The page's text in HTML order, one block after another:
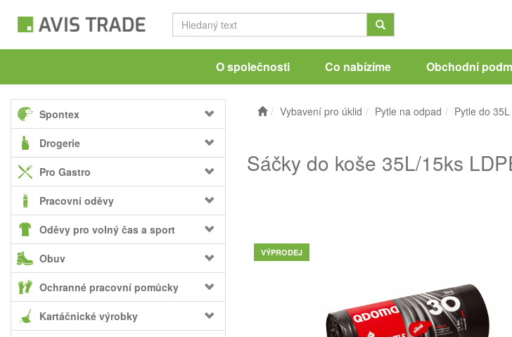
O společnosti Co nabízíme Obchodní
Spontex
Drogerie
Pro Gastro
Pracovní oděvy
Oděvy pro volný čas a sport
Obuv
Ochranné pracovní pomůcky
Kartáčnické výrobky
Vybavení pro úklid Pytle na odpad Pytle do 35L
Sáčky do koše 35L/15ks
VÝPRODEJ